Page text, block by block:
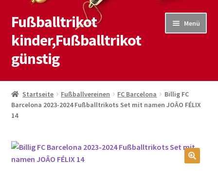
Zur
Navigation
springen
Zum
Inhalt
springen
Fußballtrikot
kinder,Fußballtrikot
günstig
Menü
Start
Blog
Kontaktiere uns
Startseite Fußballvereinen FC Barcelona
Billig FC
Barcelona 2023-2024 Fußballtrikots Set mit namen JOÂO FÉLIX
14